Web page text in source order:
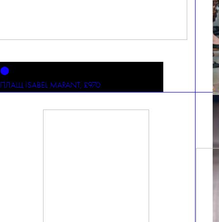
⬤
ПЛАЩ ISABEL MARANT, £970